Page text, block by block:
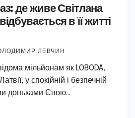
де живе Світлана
в її житті
ЛЕВЧИН
мільйонам як LOBODA,
у спокійній і безпечній
доньками Євою…